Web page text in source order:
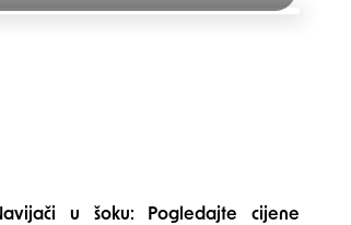
u šoku: Pogledajte cijene